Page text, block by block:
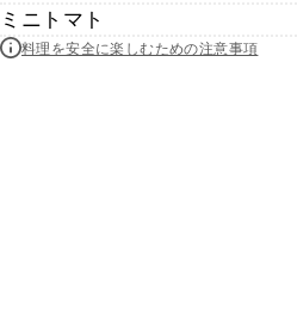
ミニトマト
料理を安全に楽しむための注意事項